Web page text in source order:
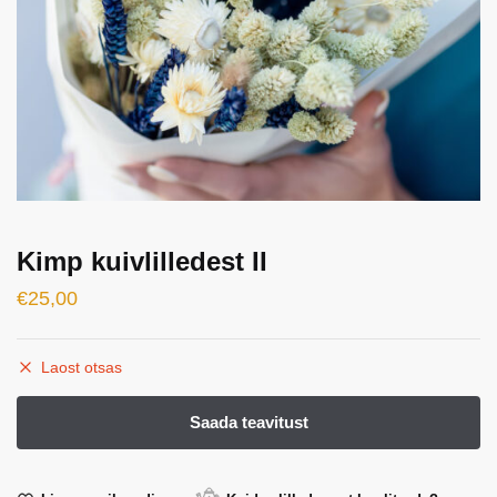
Kimp kuivlilledest II
€25,00
Laost otsas